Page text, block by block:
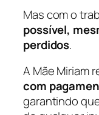
Mas com o
possível,
perdidos.
A Mãe Miriam
com
garantindo